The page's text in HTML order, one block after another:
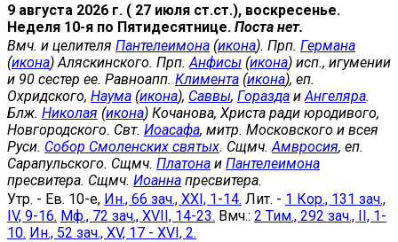
9 августа 2026 г. ( 27 июля ст.ст.), воскресенье.
Неделя 10-я по Пятидесятнице. Поста нет.
Вмч. и целителя Пантелеимона (икона). Прп. Германа
(икона) Аляскинского. Прп. Анфисы (икона) исп., игумении
и 90 сестер ее. Равноапп. Климента (икона), еп.
Охридского, Наума (икона), Саввы, Горазда и Ангеляра.
Блж. Николая (икона) Кочанова, Христа ради юродивого,
Новгородского. Свт. Иоасафа, митр. Московского и всея
Руси. Собор Смоленских святых. Сщмч. Амвросия, еп.
Сарапульского. Сщмч. Платона и Пантелеимона
пресвитера. Сщмч. Иоанна пресвитера.
Утр. - Ев. 10-е, Ин., 66 зач., XXI, 1-14. Лит. - 1 Кор., 131 зач.,
IV, 9-16. Мф., 72 зач., XVII, 14-23. Вмч.: 2 Тим., 292 зач., II, 1-
10. Ин., 52 зач., XV, 17 - XVI, 2.